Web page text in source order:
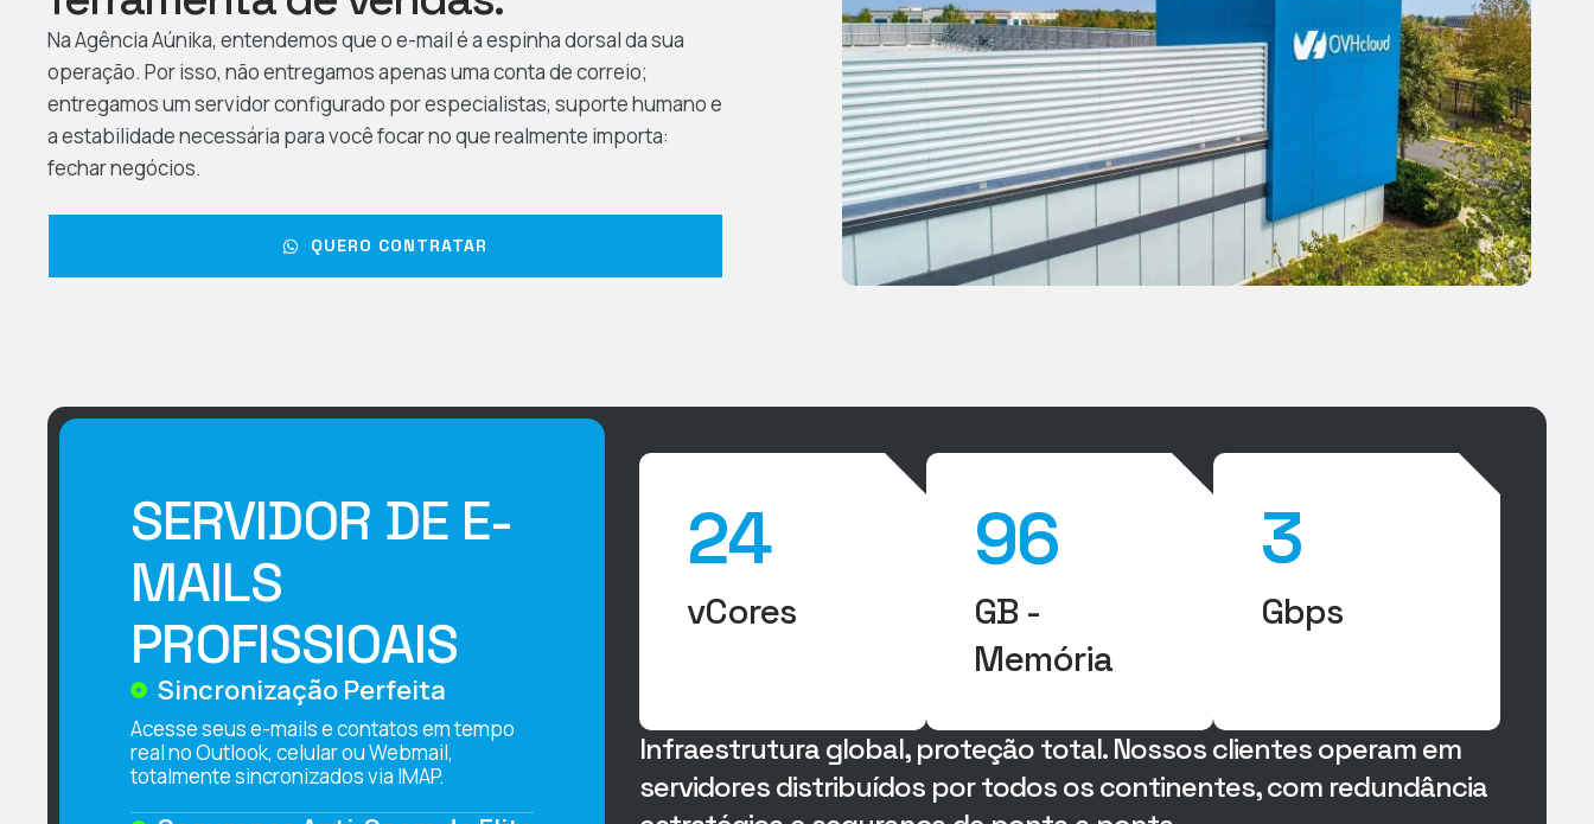
Na Agência Aúnika, entendemos que o e-mail é a espinha dorsal da sua
operação. Por isso, não entregamos apenas uma conta de correio;
entregamos um servidor configurado por especialistas, suporte humano e
a estabilidade necessária para você focar no que realmente importa:
fechar negócios.
QUERO CONTRATAR
SERVIDOR DE E-
MAILS
PROFISSIOAIS
Sincronização Perfeita
Acesse seus e-mails e contatos em tempo
real no Outlook, celular ou Webmail,
totalmente sincronizados via IMAP.
24
vCores
96
GB -
Memória
3
Gbps
Infraestrutura global, proteção total. Nossos clientes operam em
servidores distribuídos por todos os continentes, com redundância